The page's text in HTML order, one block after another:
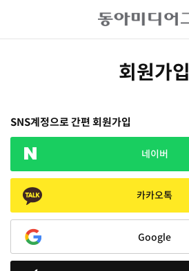
회원가입
SNS계정으로 간편 회원가입
네이버
카카오톡
Google